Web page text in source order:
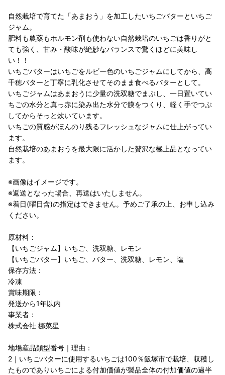
自然栽培で育てた「あまおう」を加工したいちごバターといちご
ジャム。
肥料も農薬もホルモン剤も使わない自然栽培のいちごは香りがと
ても強く、甘み・酸味が絶妙なバランスで驚くほどに美味し
い！！
いちごバターはいちごをルビー色のいちごジャムにしてから、高
千穂バターと丁寧に乳化させてそのまま食べるバターとして。
いちごジャムはあまおうに少量の洗双糖でまぶし、一日置いてい
ちごの水分と真っ赤に染み出た水分で膜をつくり、軽く手でつぶ
してからそっと炊いています。
いちごの質感がほんのり残るフレッシュなジャムに仕上がってい
ます。
自然栽培のあまおうを最大限に活かした贅沢な極上品となってい
ます。
※画像はイメージです。
※返送となった場合、再送はいたしません。
※着日(曜日含)の指定はできません。予めご了承の上、お申し込み
ください。
原材料：
【いちごジャム】いちご、洗双糖、レモン
【いちごバター】いちご、バター、洗双糖、レモン、塩
保存方法：
冷凍
賞味期限：
発送から1年以内
事業者：
株式会社 梛菜星
地場産品類型番号｜理由：
2｜いちごバターに使用するいちごは100％飯塚市で栽培、収穫し
たものでありいちごによる付加価値が製品全体の付加価値の過半